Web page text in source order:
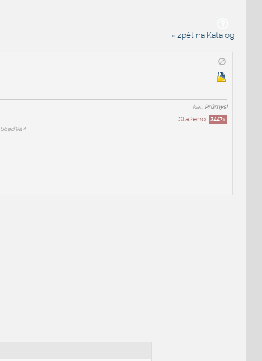
« zpět na Katalog
kat:Průmysl
Staženo: 3447x